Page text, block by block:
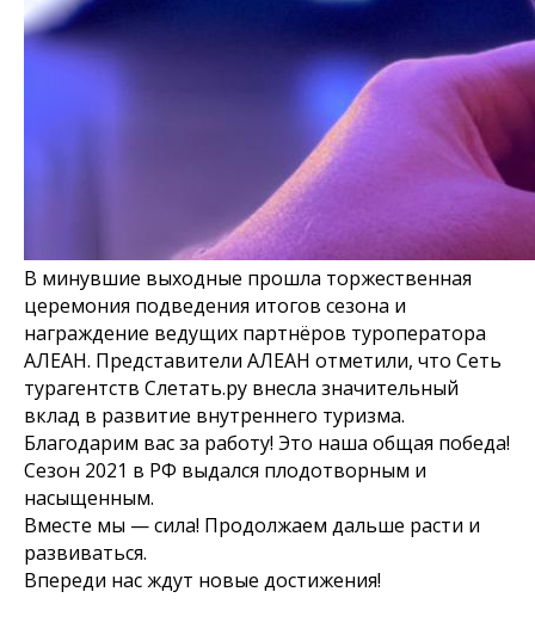
В минувшие выходные прошла торжественная
церемония подведения итогов сезона и
награждение ведущих партнёров туроператора
АЛЕАН. Представители АЛЕАН отметили, что Сеть
турагентств Слетать.ру внесла значительный
вклад в развитие внутреннего туризма.
Благодарим вас за работу! Это наша общая победа!
Сезон 2021 в РФ выдался плодотворным и
насыщенным.
Вместе мы — сила! Продолжаем дальше расти и
развиваться.
Впереди нас ждут новые достижения!